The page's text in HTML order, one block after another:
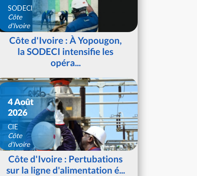
SODECI
Côte
d'Ivoire
Côte d'Ivoire : À Yopougon,
la SODECI intensifie les
opéra...
4 Août
2026
CIE
Côte
d'Ivoire
Côte d'Ivoire : Pertubations
sur la ligne d'alimentation é...